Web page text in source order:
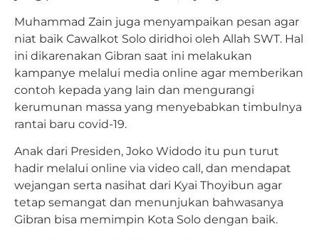
Muhammad Zain juga menyampaikan pesan agar
niat baik Cawalkot Solo diridhoi oleh Allah SWT. Hal
ini dikarenakan Gibran saat ini melakukan
kampanye melalui media online agar memberikan
contoh kepada yang lain dan mengurangi
kerumunan massa yang menyebabkan timbulnya
rantai baru covid-19.
Anak dari Presiden, Joko Widodo itu pun turut
hadir melalui online via video call, dan mendapat
wejangan serta nasihat dari Kyai Thoyibun agar
tetap semangat dan menunjukan bahwasanya
Gibran bisa memimpin Kota Solo dengan baik.